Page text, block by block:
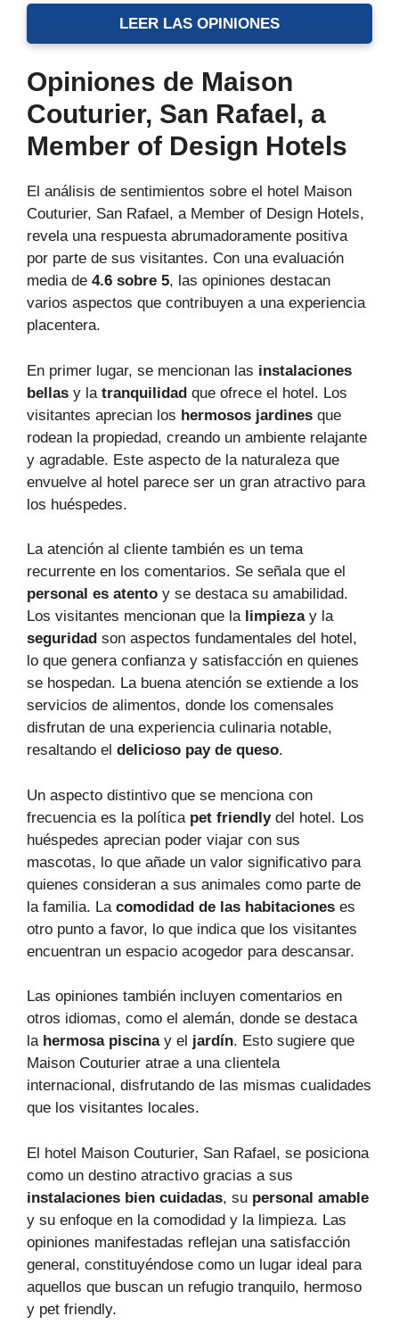
LEER LAS OPINIONES
Opiniones de Maison
Couturier, San Rafael, a
Member of Design Hotels
El análisis de sentimientos sobre el hotel Maison
Couturier, San Rafael, a Member of Design Hotels,
revela una respuesta abrumadoramente positiva
por parte de sus visitantes. Con una evaluación
media de 4.6 sobre 5, las opiniones destacan
varios aspectos que contribuyen a una experiencia
placentera.
En primer lugar, se mencionan las instalaciones
bellas y la tranquilidad que ofrece el hotel. Los
visitantes aprecian los hermosos jardines que
rodean la propiedad, creando un ambiente relajante
y agradable. Este aspecto de la naturaleza que
envuelve al hotel parece ser un gran atractivo para
los huéspedes.
La atención al cliente también es un tema
recurrente en los comentarios. Se señala que el
personal es atento y se destaca su amabilidad.
Los visitantes mencionan que la limpiezay la
seguridad son aspectos fundamentales del hotel,
lo que genera confianza y satisfacción en quienes
se hospedan. La buena atención se extiende a los
servicios de alimentos, donde los comensales
disfrutan de una experiencia culinaria notable,
resaltando el delicioso pay de queso.
Un aspecto distintivo que se menciona con
frecuencia es la política pet friendlydel hotel. Los
huéspedes aprecian poder viajar con sus
mascotas, lo que añade un valor significativo para
quienes consideran a sus animales como parte de
la familia. La comodidad de las habitaciones es
otro punto a favor, lo que indica que los visitantes
encuentran un espacio acogedor para descansar.
Las opiniones también incluyen comentarios en
otros idiomas, como el alemán, donde se destaca
la hermosa piscinay el jardín. Esto sugiere que
Maison Couturier atrae a una clientela
internacional, disfrutando de las mismas cualidades
que los visitantes locales.
El hotel Maison Couturier, San Rafael, se posiciona
como un destino atractivo gracias a sus
instalaciones bien cuidadas, su personal amable
y su enfoque en la comodidad y la limpieza. Las
opiniones manifestadas reflejan una satisfacción
general, constituyéndose como un lugar ideal para
aquellos que buscan un refugio tranquilo, hermoso
y pet friendly.